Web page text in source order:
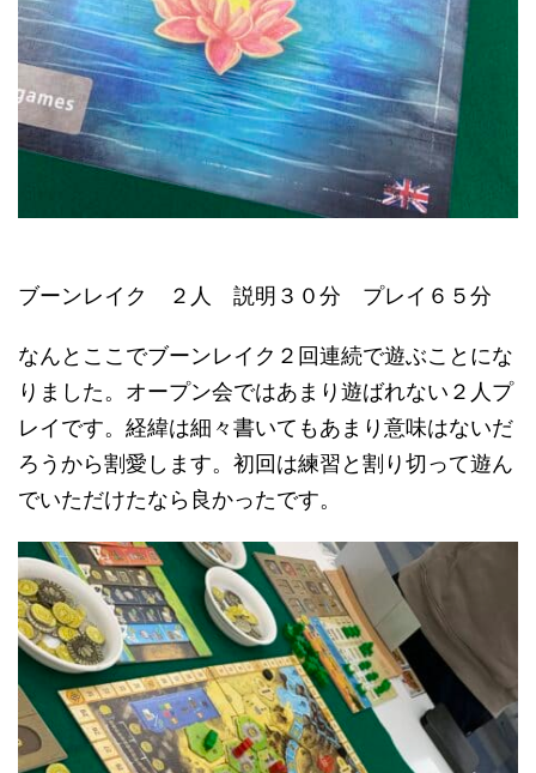
ブーンレイク ２人 説明３０分 プレイ６５分
なんとここでブーンレイク２回連続で遊ぶことにな
りました。オープン会ではあまり遊ばれない２人プ
レイです。経緯は細々書いてもあまり意味はないだ
ろうから割愛します。初回は練習と割り切って遊ん
でいただけたなら良かったです。